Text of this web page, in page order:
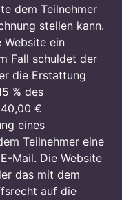
dem Teilnehmer
stellen kann.
ein
Fall schuldet der
die Erstattung
% des
€
eines
Teilnehmer eine
Mail. Die Website
das mit dem
auf die